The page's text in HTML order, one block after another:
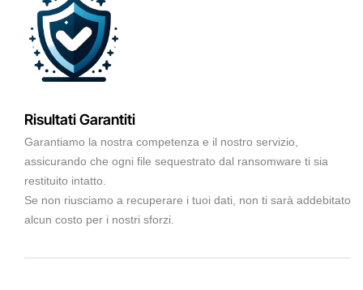
Risultati Garantiti
Garantiamo la nostra competenza e il nostro servizio,
assicurando che ogni file sequestrato dal ransomware ti sia
restituito intatto.
Se non riusciamo a recuperare i tuoi dati, non ti sarà addebitato
alcun costo per i nostri sforzi.